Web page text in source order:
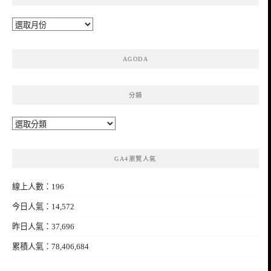
彙
AGODA
分類
分
GA4瀏覽人氣
線上人數：196
今日人氣：14,572
昨日人氣：37,696
累積人氣：78,406,684